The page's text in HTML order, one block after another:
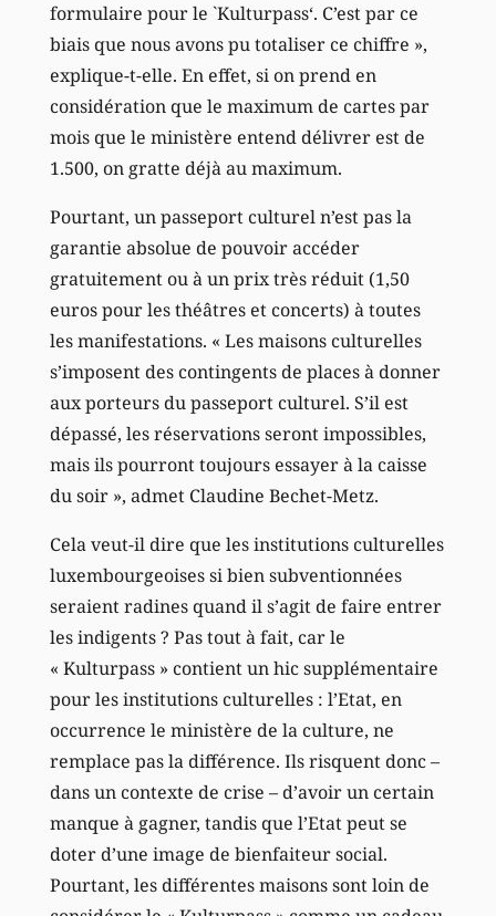
formulaire pour le `Kulturpass‘. C’est par ce
biais que nous avons pu totaliser ce chiffre »,
explique-t-elle. En effet, si on prend en
considération que le maximum de cartes par
mois que le ministère entend délivrer est de
1.500, on gratte déjà au maximum.
Pourtant, un passeport culturel n’est pas la
garantie absolue de pouvoir accéder
gratuitement ou à un prix très réduit (1,50
euros pour les théâtres et concerts) à toutes
les manifestations. « Les maisons culturelles
s’imposent des contingents de places à donner
aux porteurs du passeport culturel. S’il est
dépassé, les réservations seront impossibles,
mais ils pourront toujours essayer à la caisse
du soir », admet Claudine Bechet-Metz.
Cela veut-il dire que les institutions culturelles
luxembourgeoises si bien subventionnées
seraient radines quand il s’agit de faire entrer
les indigents ? Pas tout à fait, car le
« Kulturpass » contient un hic supplémentaire
pour les institutions culturelles : l’Etat, en
occurrence le ministère de la culture, ne
remplace pas la différence. Ils risquent donc –
dans un contexte de crise – d’avoir un certain
manque à gagner, tandis que l’Etat peut se
doter d’une image de bienfaiteur social.
Pourtant, les différentes maisons sont loin de